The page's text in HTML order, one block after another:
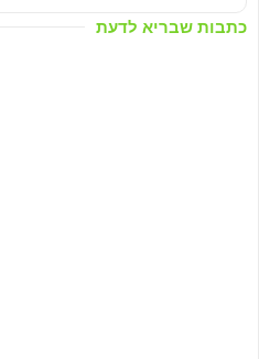
כתבות שבריא לדעת